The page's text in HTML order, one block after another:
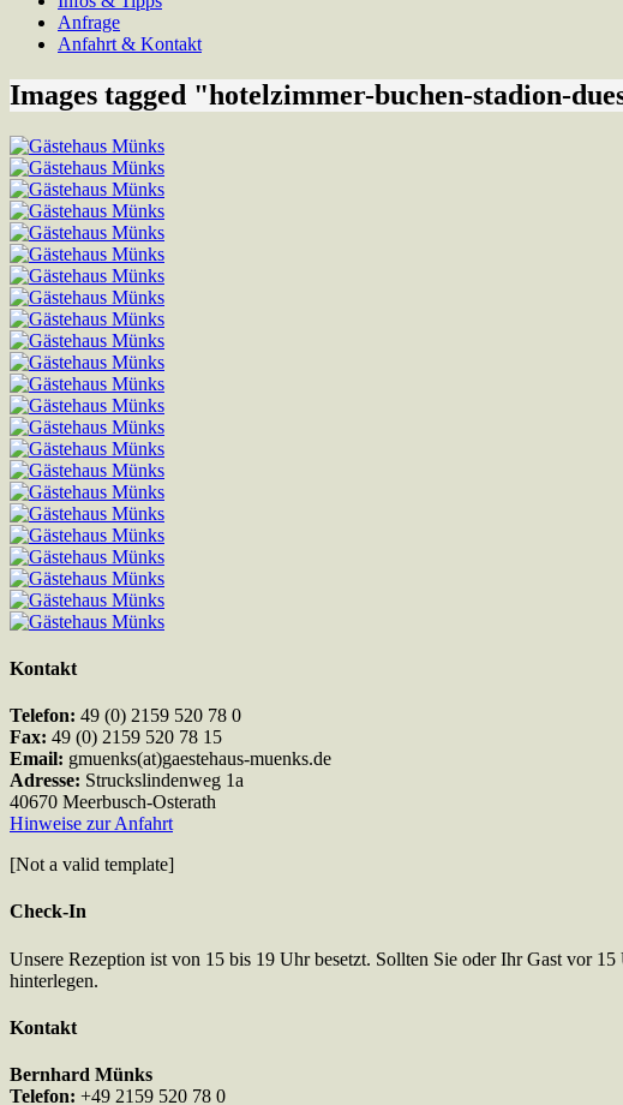
Anfrage
Anfahrt & Kontakt
Images tagged "hotelzimmer-buchen-stadion-
Kontakt
Telefon: 49 (0) 2159 520 78 0
Fax: 49 (0) 2159 520 78 15
Email: gmuenks(at)gaestehaus-muenks.de
Adresse: Struckslindenweg 1a
40670 Meerbusch-Osterath
Hinweise zur Anfahrt
[Not a valid template]
Check-In
Unsere Rezeption ist von 15 bis 19 Uhr besetzt. Sollten Sie oder Ihr Gast vor
hinterlegen.
Kontakt
Bernhard Münks
Telefon: +49 2159 520 78 0